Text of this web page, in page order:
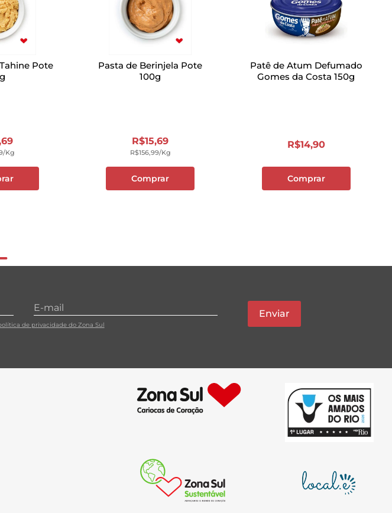
Pote
69
/kg
Pasta de Berinjela Pote
100g
R$15,69
R$156,99/kg
Comprar
Patê de Atum Defumado
Gomes da Costa 150g
R$14,90
Comprar
de privacidade do Zona Sul
Enviar